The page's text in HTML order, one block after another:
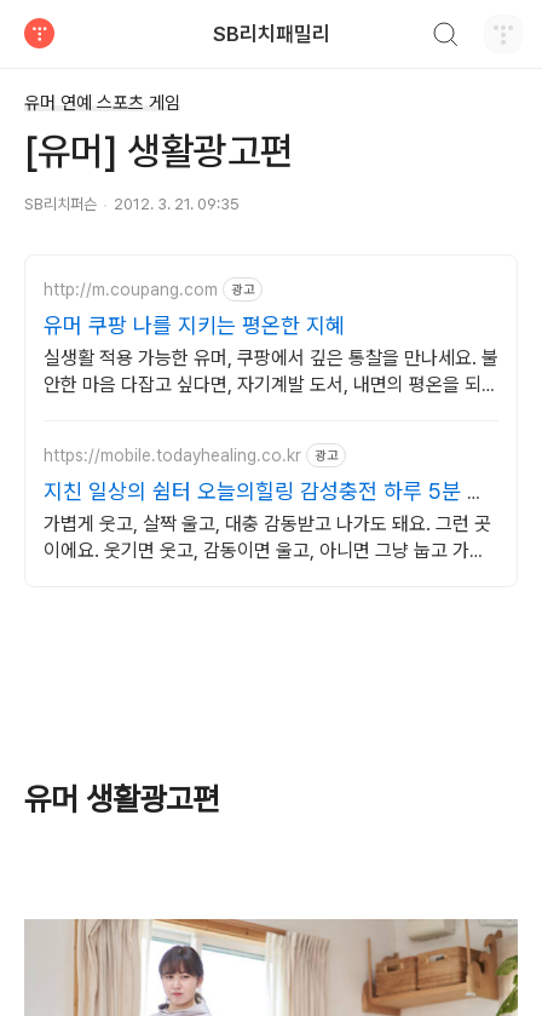
SB리치패밀리
유머 연예 스포츠 게임
[유머] 생활광고편
SB리치퍼슨 2012. 3. 21. 09:35
http://m.coupang.com 광고
유머 쿠팡 나를 지키는 평온한 지혜
실생활 적용 가능한 유머, 쿠팡에서 깊은 통찰을 만나세요. 불
안한 마음 다잡고 싶다면, 자기계발 도서, 내면의 평온을 되찾
https://mobile.todayhealing.co.kr 광고
지친 일상의 쉼터 오늘의힐링 감성충전 하루 5분 힐
링타임
가볍게 웃고, 살짝 울고, 대충 감동받고 나가도 돼요. 그런 곳
이에요. 웃기면 웃고, 감동이면 울고, 아니면 그냥 눕고 가세
유머 생활광고편